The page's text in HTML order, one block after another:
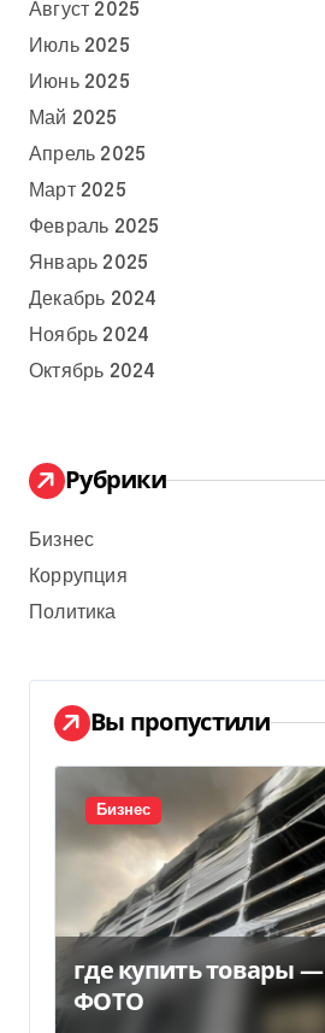
Август 2025
Июль 2025
Июнь 2025
Май 2025
Апрель 2025
Март 2025
Февраль 2025
Январь 2025
Декабрь 2024
Ноябрь 2024
Октябрь 2024
Рубрики
Бизнес
Коррупция
Политика
Вы пропустили
Бизнес
где купить товары —
ФОТО